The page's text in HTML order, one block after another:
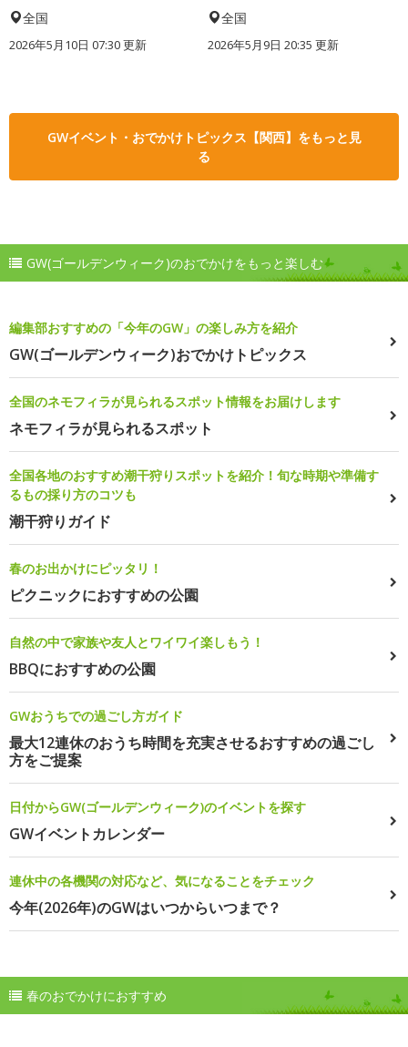
全国
2026年5月10日 07:30 更新
全国
2026年5月9日 20:35 更新
GWイベント・おでかけトピックス【関西】をもっと見
る
GW(ゴールデンウィーク)のおでかけをもっと楽しむ
編集部おすすめの「今年のGW」の楽しみ方を紹介
GW(ゴールデンウィーク)おでかけトピックス
全国のネモフィラが見られるスポット情報をお届けします
ネモフィラが見られるスポット
全国各地のおすすめ潮干狩りスポットを紹介！旬な時期や準備す
るもの採り方のコツも
潮干狩りガイド
春のお出かけにピッタリ！
ピクニックにおすすめの公園
自然の中で家族や友人とワイワイ楽しもう！
BBQにおすすめの公園
GWおうちでの過ごし方ガイド
最大12連休のおうち時間を充実させるおすすめの過ごし
方をご提案
日付からGW(ゴールデンウィーク)のイベントを探す
GWイベントカレンダー
連休中の各機関の対応など、気になることをチェック
今年(2026年)のGWはいつからいつまで？
春のおでかけにおすすめ